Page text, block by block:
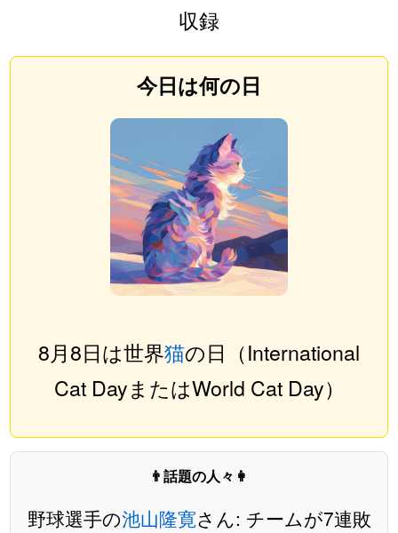
収録
今日は何の日
8月8日は世界猫の日（International
Cat DayまたはWorld Cat Day）
👨話題の人々👩
野球選手の池山隆寛さん: チームが7連敗